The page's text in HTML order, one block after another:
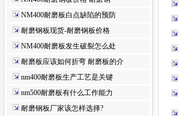
NM400耐磨板白点缺陷的预防
耐磨钢板现货-耐磨钢板价格
NM400耐磨板发生破裂怎么处
耐磨板应该如何折弯 耐磨板的介
nm400耐磨板生产工艺是关键
nm500耐磨板有什么工作能力
耐磨钢板厂家该怎样选择?